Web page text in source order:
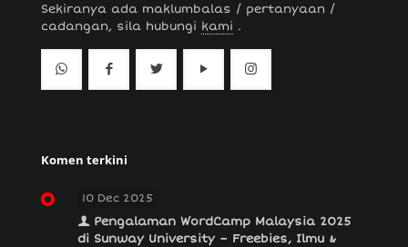
Sekiranya ada maklumbalas / pertanyaan /
cadangan, sila hubungi kami .
Komen terkini
10 Dec 2025
Pengalaman WordCamp Malaysia 2025
di Sunway University – Freebies, Ilmu &